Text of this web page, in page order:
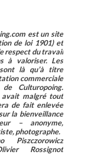
est un site
de loi 1901) et
respect du travail
à valoriser. Les
là qu’à titre
commerciale
Culturopoing.
avait malgré tout
de fait enlevée
la bienveillance
– anonyme,
photographe.
Rossignot